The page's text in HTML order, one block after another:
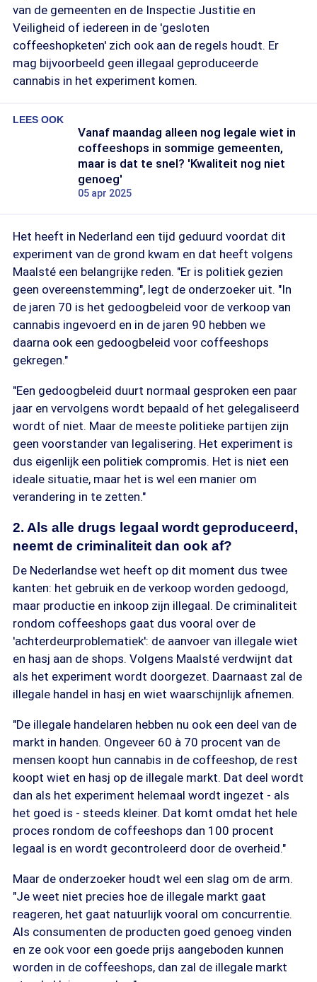
van de gemeenten en de Inspectie Justitie en
Veiligheid of iedereen in de 'gesloten
coffeeshopketen' zich ook aan de regels houdt. Er
mag bijvoorbeeld geen illegaal geproduceerde
cannabis in het experiment komen.
LEES OOK
Vanaf maandag alleen nog legale wiet in
coffeeshops in sommige gemeenten,
maar is dat te snel? 'Kwaliteit nog niet
genoeg'
05 apr 2025
Het heeft in Nederland een tijd geduurd voordat dit
experiment van de grond kwam en dat heeft volgens
Maalsté een belangrijke reden. "Er is politiek gezien
geen overeenstemming", legt de onderzoeker uit. "In
de jaren 70 is het gedoogbeleid voor de verkoop van
cannabis ingevoerd en in de jaren 90 hebben we
daarna ook een gedoogbeleid voor coffeeshops
gekregen."
"Een gedoogbeleid duurt normaal gesproken een paar
jaar en vervolgens wordt bepaald of het gelegaliseerd
wordt of niet. Maar de meeste politieke partijen zijn
geen voorstander van legalisering. Het experiment is
dus eigenlijk een politiek compromis. Het is niet een
ideale situatie, maar het is wel een manier om
verandering in te zetten."
2. Als alle drugs legaal wordt geproduceerd,
neemt de criminaliteit dan ook af?
De Nederlandse wet heeft op dit moment dus twee
kanten: het gebruik en de verkoop worden gedoogd,
maar productie en inkoop zijn illegaal. De criminaliteit
rondom coffeeshops gaat dus vooral over de
'achterdeurproblematiek': de aanvoer van illegale wiet
en hasj aan de shops. Volgens Maalsté verdwijnt dat
als het experiment wordt doorgezet. Daarnaast zal de
illegale handel in hasj en wiet waarschijnlijk afnemen.
"De illegale handelaren hebben nu ook een deel van de
markt in handen. Ongeveer 60 à 70 procent van de
mensen koopt hun cannabis in de coffeeshop, de rest
koopt wiet en hasj op de illegale markt. Dat deel wordt
dan als het experiment helemaal wordt ingezet - als
het goed is - steeds kleiner. Dat komt omdat het hele
proces rondom de coffeeshops dan 100 procent
legaal is en wordt gecontroleerd door de overheid."
Maar de onderzoeker houdt wel een slag om de arm.
"Je weet niet precies hoe de illegale markt gaat
reageren, het gaat natuurlijk vooral om concurrentie.
Als consumenten de producten goed genoeg vinden
en ze ook voor een goede prijs aangeboden kunnen
worden in de coffeeshops, dan zal de illegale markt